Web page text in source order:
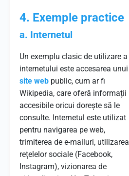
4. Exemple practice
a. Internetul
Un exemplu clasic de utilizare a
internetului este accesarea unui
site web public, cum ar fi
Wikipedia, care oferă informații
accesibile oricui dorește să le
consulte. Internetul este utilizat
pentru navigarea pe web,
trimiterea de e-mailuri, utilizarea
rețelelor sociale (Facebook,
Instagram), vizionarea de